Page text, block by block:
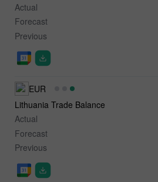
Actual
Forecast
Previous
EUR
Lithuania Trade Balance
Actual
Forecast
Previous